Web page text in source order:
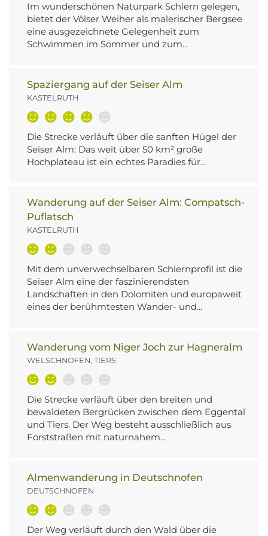
Im wunderschönen Naturpark Schlern gelegen,
bietet der Völser Weiher als malerischer Bergsee
eine ausgezeichnete Gelegenheit zum
Schwimmen im Sommer und zum...
Spaziergang auf der Seiser Alm
KASTELRUTH
Die Strecke verläuft über die sanften Hügel der
Seiser Alm: Das weit über 50 km² große
Hochplateau ist ein echtes Paradies für...
Wanderung auf der Seiser Alm: Compatsch-
Puflatsch
KASTELRUTH
Mit dem unverwechselbaren Schlernprofil ist die
Seiser Alm eine der faszinierendsten
Landschaften in den Dolomiten und europaweit
eines der berühmtesten Wander- und...
Wanderung vom Niger Joch zur Hagneralm
WELSCHNOFEN, TIERS
Die Strecke verläuft über den breiten und
bewaldeten Bergrücken zwischen dem Eggental
und Tiers. Der Weg besteht ausschließlich aus
Forststraßen mit naturnahem...
Almenwanderung in Deutschnofen
DEUTSCHNOFEN
Der Weg verläuft durch den Wald über die